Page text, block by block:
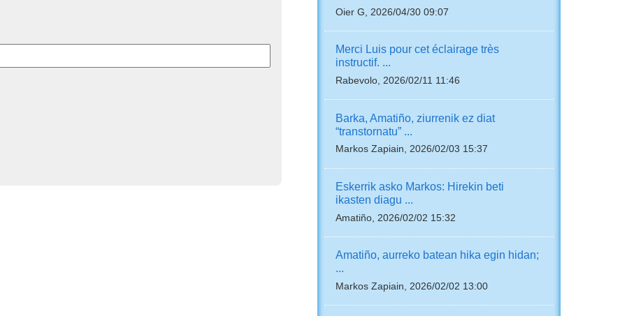
Oier G, 2026/04/30 09:07
Merci Luis pour cet éclairage très
instructif. ...
Rabevolo, 2026/02/11 11:46
Barka, Amatiño, ziurrenik ez diat
“transtornatu” ...
Markos Zapiain, 2026/02/03 15:37
Eskerrik asko Markos: Hirekin beti
ikasten diagu ...
Amatiño, 2026/02/02 15:32
Amatiño, aurreko batean hika egin hidan;
...
Markos Zapiain, 2026/02/02 13:00